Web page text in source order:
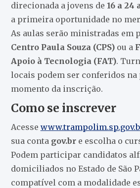
direcionada a jovens de 16 a 24
a primeira oportunidade no
As aulas serão ministradas em
Centro Paula Souza (CPS)ou a
Apoio à Tecnologia (FAT).
locais podem ser conferidos
momento da inscrição.
Como se inscrever
Acesse
sua conta gov.bre escolha o
Podem participar candidatos
domiciliados no Estado de São
compatível com a modalidade